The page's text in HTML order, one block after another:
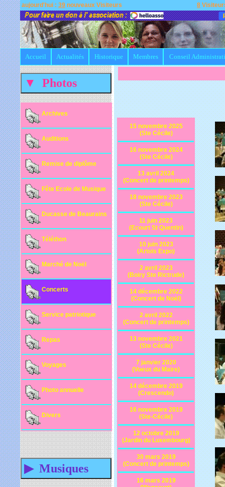
aujourd'hui : 39 nouveaux Visiteurs 8
Accueil Actualités Historique Membres Conseil
Archives
Auditions
Remise de diplôme
Fête Ecole de Musique
Ducasse de Beaurains
Téléthon
Marché de Noël
Concerts
Service patriotique
Repas
Voyages
Photo annuelle
Divers
15 novembre 2025
(Ste Cécile)
16 novembre 2024
(Ste Cécile)
13 avril 2024
(Concert de printemps)
18 novembre 2023
(Ste Cécile)
11 juin 2023
(Ecourt St Quentin)
10 juin 2023
(Artois Expo)
2 avril 2023
(Boiry Ste Rictrude)
14 décembre 2022
(Concert de Noël)
2 avril 2022
(Concert de printemps)
13 novembre 2021
(Ste Cécile)
7 janvier 2020
(Voeux du Maire)
14 décembre 2019
(Crescendo)
16 novembre 2019
(Ste-Cécile)
12 octobre 2019
(Jardin du Luxembourg)
30 mars 2019
(Concert de printemps)
16 mars 2019